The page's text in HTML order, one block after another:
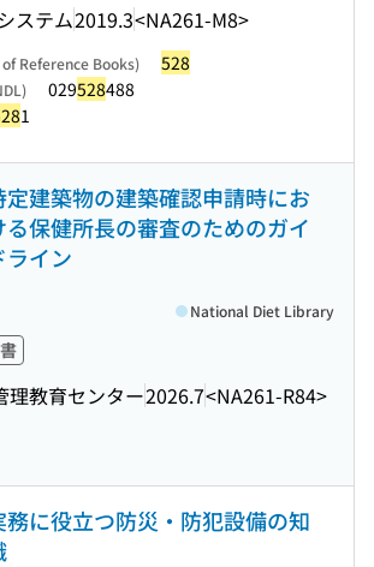
ステム2019.3<NA261-M8>
Reference Books) 528
029528488
1
定建築物の建築確認申請時にお
る保健所長の審査のためのガイ
ライン
理教育センター2026.7<NA261-R84>
National Diet Library
務に役立つ防災・防犯設備の知